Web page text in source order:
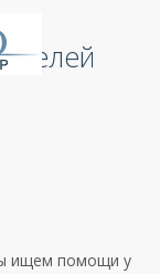
ищем помощи у